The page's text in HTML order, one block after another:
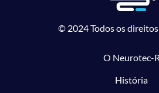
© 2024 Todos os
O Neurotec-R
História